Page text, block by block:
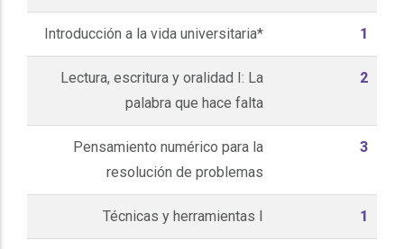
Introducción a la vida universitaria* 1
Lectura, escritura y oralidad I: La
palabra que hace falta
2
Pensamiento numérico para la
resolución de problemas
3
Técnicas y herramientas I 1